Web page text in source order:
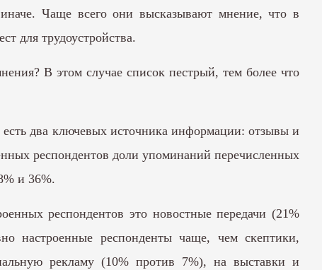
Чаще всего они высказывают мнение, что в
для трудоустройства.
В этом случае список пестрый, тем более что
два ключевых источника информации: отзывы и
респондентов доли упоминаний перечисленных
и 36%.
респондентов это новостные передачи (21%
настроенные респонденты чаще, чем скептики,
рекламу (10% против 7%), на выставки и